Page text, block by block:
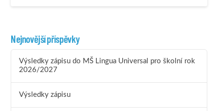
Nejnovější příspěvky
Výsledky zápisu do MŠ Lingua Universal pro školní rok
2026/2027
Výsledky zápisu